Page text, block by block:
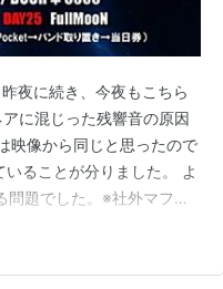
夜に続き、今夜もこちら
に混じった残響音の原因
映像から同じと思ったので
ることが分りました。 よ
題でした。※社外マフラ
夜同様、所々で割…